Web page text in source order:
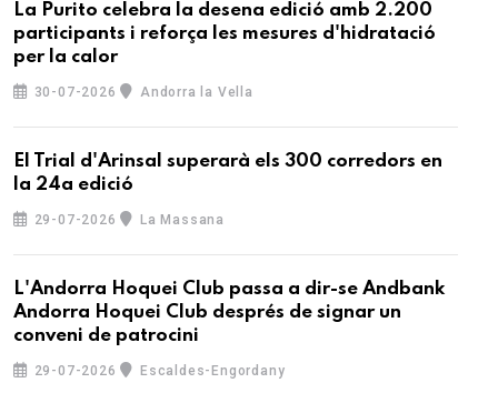
La Purito celebra la desena edició amb 2.200
participants i reforça les mesures d'hidratació
per la calor
30-07-2026 Andorra la Vella
El Trial d'Arinsal superarà els 300 corredors en
la 24a edició
29-07-2026 La Massana
L'Andorra Hoquei Club passa a dir-se Andbank
Andorra Hoquei Club després de signar un
conveni de patrocini
29-07-2026 Escaldes-Engordany